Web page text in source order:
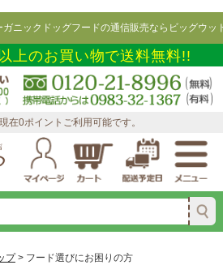
ニックドッグフードの通信販売ならビッグウッ
上のお買い物で送料無料!!
0ポイントご利用可能です。
プ> フード選びにお困りの方